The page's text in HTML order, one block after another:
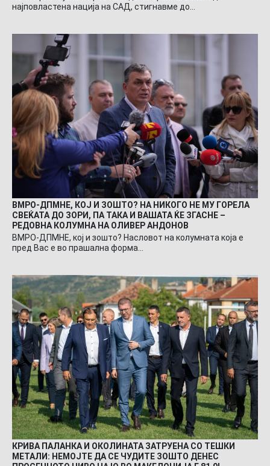
најповластена нација на САД, стигнавме до…
ВМРО-ДПМНЕ, КОЈ И ЗОШТО? НА НИКОГО НЕ МУ ГОРЕЛА
СВЕЌАТА ДО ЗОРИ, ПА ТАКА И ВАШАТА ЌЕ ЗГАСНЕ –
РЕДОВНА КОЛУМНА НА ОЛИВЕР АНДОНОВ
ВМРО-ДПМНЕ, кој и зошто? Насловот на колумната која е
пред Вас е во прашална форма…
КРИВА ПАЛАНКА И ОКОЛИНАТА ЗАТРУЕНА СО ТЕШКИ
МЕТАЛИ: НЕМОЈТЕ ДА СЕ ЧУДИТЕ ЗОШТО ДЕНЕС